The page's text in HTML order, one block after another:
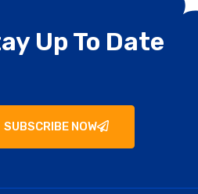
Up To Date
SUBSCRIBE NOW